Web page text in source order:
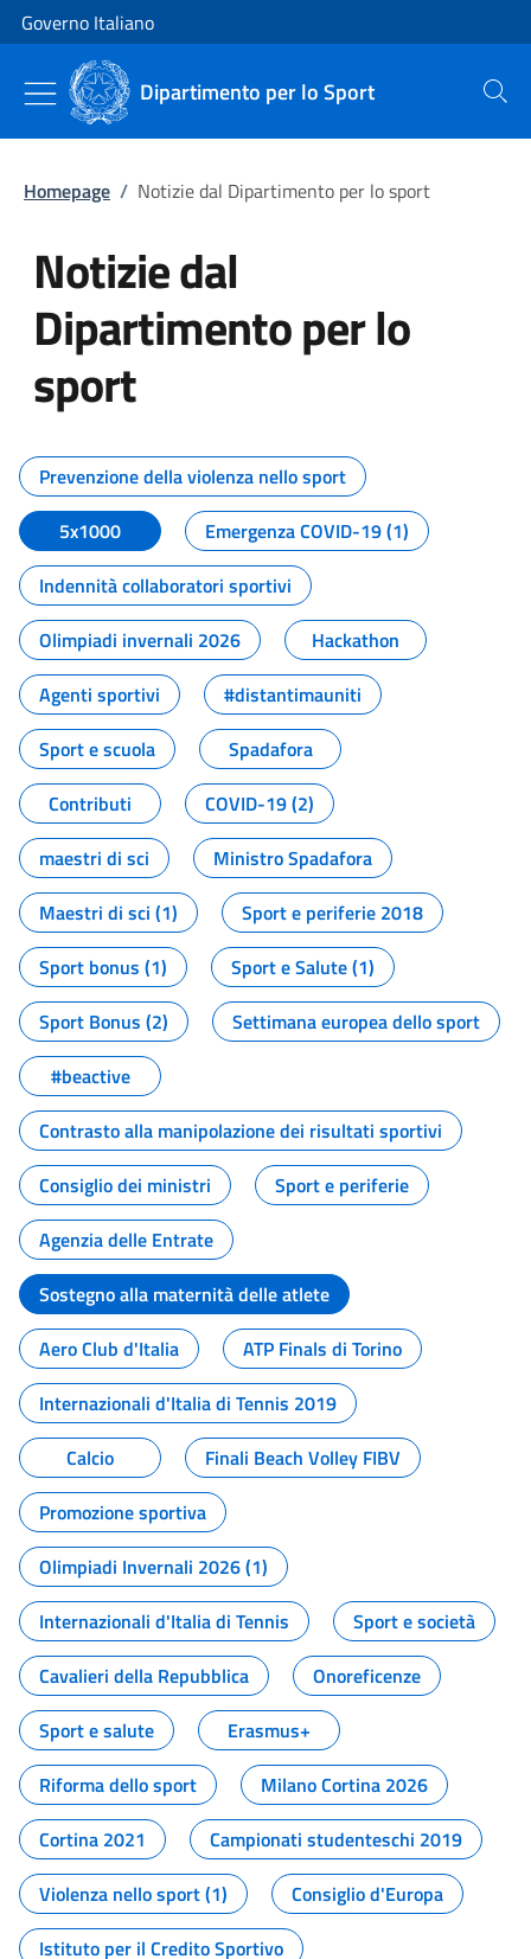
Vai al contenuto
Vai alla navigazione del sito
Governo Italiano
Dipartimento per lo Sport Cerca
Homepage / Notizie dal Dipartimento per lo sport
Notizie dal
Dipartimento per lo
sport
Tutti i contenuti della pagina
Prevenzione della violenza nello sport
5x1000
Emergenza COVID-19 (1)
Indennità collaboratori sportivi
Olimpiadi invernali 2026
Hackathon
Agenti sportivi
#distantimauniti
Sport e scuola
Spadafora
Contributi
COVID-19 (2)
maestri di sci
Ministro Spadafora
Maestri di sci (1)
Sport e periferie 2018
Sport bonus (1)
Sport e Salute (1)
Sport Bonus (2)
Settimana europea dello sport
#beactive
Contrasto alla manipolazione dei risultati sportivi
Consiglio dei ministri
Sport e periferie
Agenzia delle Entrate
Sostegno alla maternità delle atlete
Aero Club d'Italia
ATP Finals di Torino
Internazionali d'Italia di Tennis 2019
Calcio
Finali Beach Volley FIBV
Promozione sportiva
Olimpiadi Invernali 2026 (1)
Internazionali d'Italia di Tennis
Sport e società
Cavalieri della Repubblica
Onoreficenze
Sport e salute
Erasmus+
Riforma dello sport
Milano Cortina 2026
Cortina 2021
Campionati studenteschi 2019
Violenza nello sport (1)
Consiglio d'Europa
Istituto per il Credito Sportivo